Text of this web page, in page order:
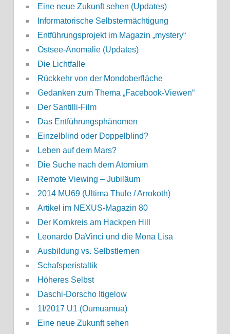
Eine neue Zukunft sehen (Updates)
Informatorische Selbstermächtigung
Entführungsprojekt im Magazin „mystery“
Ostsee-Anomalie (Updates)
Die Lichtfalle
Rückkehr von der Mondoberfläche
Gedanken zum Thema „Facebook-Viewen“
Der Santilli-Film
Das Entführungsphänomen
Einzelblind oder Doppelblind?
Leben auf dem Mars?
Die Suche nach dem Atomium
Remote Viewing – Jubiläum
2014 MU69 (Ultima Thule / Arrokoth)
Artikel im NEXUS-Magazin 80
Der Kornkreis am Hackpen Hill
Leonardo DaVinci und die Mona Lisa
Ausbildung vs. Selbstlernen
Schafsperistaltik
Höheres Selbst
Daschi-Dorscho Itigelow
1I/2017 U1 (Oumuamua)
Eine neue Zukunft sehen